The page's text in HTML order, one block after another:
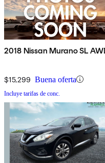
2018 Nissan Murano SL
$15,299 Buena oferta
Incluye tarifas de conc.